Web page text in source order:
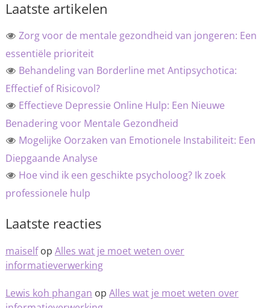
Laatste artikelen
Zorg voor de mentale gezondheid van jongeren: Een
essentiële prioriteit
Behandeling van Borderline met Antipsychotica:
Effectief of Risicovol?
Effectieve Depressie Online Hulp: Een Nieuwe
Benadering voor Mentale Gezondheid
Mogelijke Oorzaken van Emotionele Instabiliteit: Een
Diepgaande Analyse
Hoe vind ik een geschikte psycholoog? Ik zoek
professionele hulp
Laatste reacties
maiselfop Alles wat je moet weten over
informatieverwerking
Lewis koh phangan op Alles wat je moet weten over